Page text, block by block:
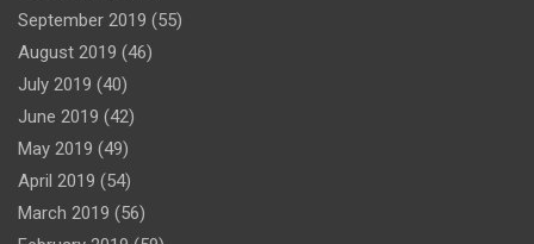
September 2019 (55)
August 2019 (46)
July 2019 (40)
June 2019 (42)
May 2019 (49)
April 2019 (54)
March 2019 (56)